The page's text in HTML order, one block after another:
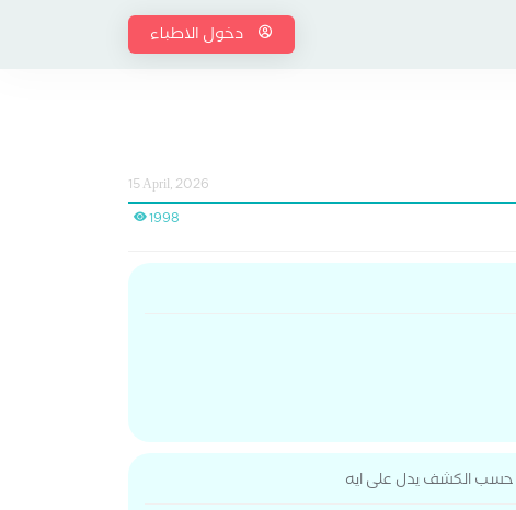
دخول الاطباء
15 April, 2026
1998
حسب الكشف يدل على ايه